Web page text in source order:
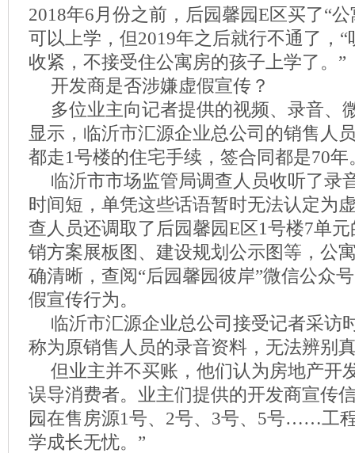
2018年6月份之前，后园馨园E区买了“
可以上学，但2019年之后就行不通了，
收紧，不接受住公寓房的孩子上学了。”
开发商是否涉嫌虚假宣传？
多位业主向记者提供的视频、录音、
显示，临沂市汇源企业总公司的销售人
都走1号楼的住宅手续，签合同都是70年
临沂市市场监管局调查人员收听了录
时间短，单凭这些话语暂时无法认定为
查人员还调取了后园馨园E区1号楼7单
销方案展板图、建设规划公示图等，公
确清晰，查阅“后园馨园彼岸”微信公众
假宣传行为。
临沂市汇源企业总公司接受记者采访
称为原销售人员的录音资料，无法辨别
但业主并不买账，他们认为房地产开
误导消费者。业主们提供的开发商宣传
园在售房源1号、2号、3号、5号……工
学成长无忧。”